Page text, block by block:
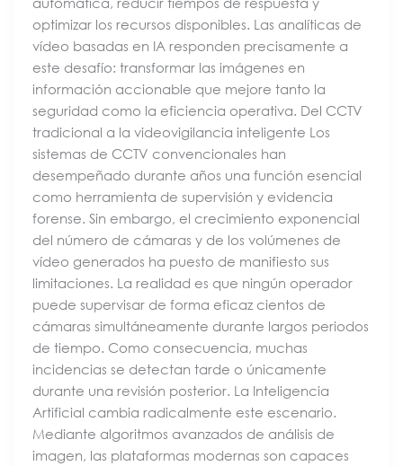
optimizar los recursos disponibles. Las analíticas de
vídeo basadas en IA responden precisamente a
este desafío: transformar las imágenes en
información accionable que mejore tanto la
seguridad como la eficiencia operativa. Del CCTV
tradicional a la videovigilancia inteligente Los
sistemas de CCTV convencionales han
desempeñado durante años una función esencial
como herramienta de supervisión y evidencia
forense. Sin embargo, el crecimiento exponencial
del número de cámaras y de los volúmenes de
vídeo generados ha puesto de manifiesto sus
limitaciones. La realidad es que ningún operador
puede supervisar de forma eficaz cientos de
cámaras simultáneamente durante largos periodos
de tiempo. Como consecuencia, muchas
incidencias se detectan tarde o únicamente
durante una revisión posterior. La Inteligencia
Artificial cambia radicalmente este escenario.
Mediante algoritmos avanzados de análisis de
imagen, las plataformas modernas son capaces